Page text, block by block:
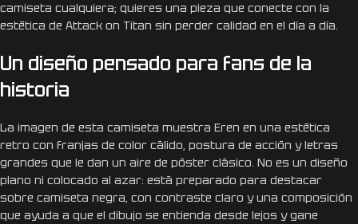
camiseta cualquiera; quieres una pieza que conecte con la
estética de Attack on Titan sin perder calidad en el día a día.
Un diseño pensado para fans de la
historia
La imagen de esta camiseta muestra Eren en una estética
retro con franjas de color cálido, postura de acción y letras
grandes que le dan un aire de póster clásico. No es un diseño
plano ni colocado al azar: está preparado para destacar
sobre camiseta negra, con contraste claro y una composición
que ayuda a que el dibujo se entienda desde lejos y gane